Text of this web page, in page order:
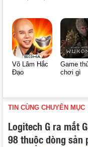
Võ Lâm Hắc
Đạo
Game
chơi gì
TIN CÙNG CHUYÊN MỤC
Logitech G ra mắt
98 thuộc dòng sản